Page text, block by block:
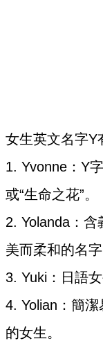
女生英文名字Y
1. Yvonne：Y
或“生命之花”。
2. Yolanda：含
美而柔和的名字
3. Yuki：日語女
4. Yolian：簡
的女生。